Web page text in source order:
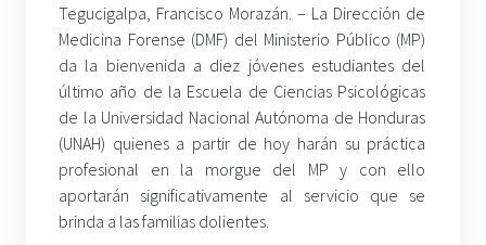
Tegucigalpa, Francisco Morazán. – La Dirección de
Medicina Forense (DMF) del Ministerio Público (MP)
da la bienvenida a diez jóvenes estudiantes del
último año de la Escuela de Ciencias Psicológicas
de la Universidad Nacional Autónoma de Honduras
(UNAH) quienes a partir de hoy harán su práctica
profesional en la morgue del MP y con ello
aportarán significativamente al servicio que se
brinda a las familias dolientes.